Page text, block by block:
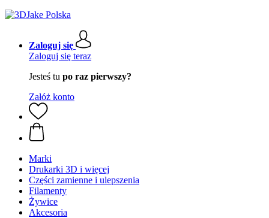
Zaloguj się
Zaloguj się teraz
Jesteś tu po raz pierwszy?
Załóż konto
Marki
Drukarki 3D i więcej
Części zamienne i ulepszenia
Filamenty
Żywice
Akcesoria